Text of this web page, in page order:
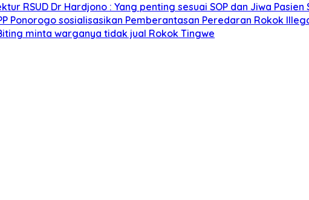
RSUD Dr Hardjono : Yang penting sesuai SOP dan Jiwa Pasien
Ponorogo sosialisasikan Pemberantasan Peredaran Rokok
minta warganya tidak jual Rokok Tingwe